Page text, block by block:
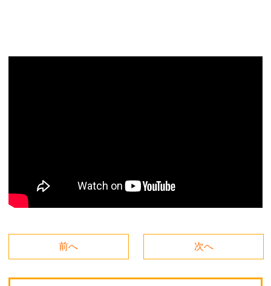
前へ 次へ